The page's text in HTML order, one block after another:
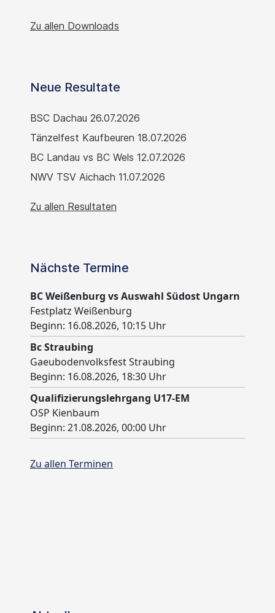
Zu allen Downloads
Neue Resultate
BSC Dachau 26.07.2026
Tänzelfest Kaufbeuren 18.07.2026
BC Landau vs BC Wels 12.07.2026
NWV TSV Aichach 11.07.2026
Zu allen Resultaten
Nächste Termine